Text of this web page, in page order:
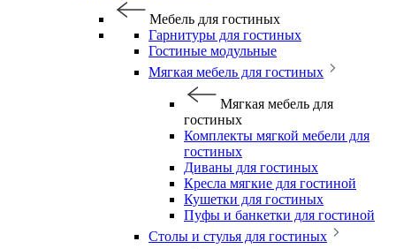
Мебель для гостиных
Гарнитуры для гостиных
Гостиные модульные
Мягкая мебель для гостиных
Мягкая мебель для
гостиных
Комплекты мягкой мебели для
гостиных
Диваны для гостиных
Кресла мягкие для гостиной
Кушетки для гостиных
Пуфы и банкетки для гостиной
Столы и стулья для гостиных